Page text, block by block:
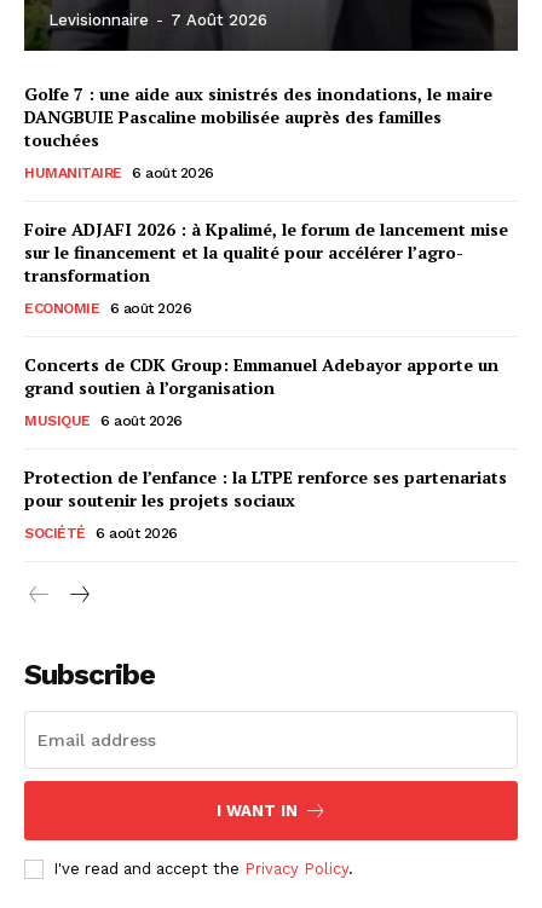
Levisionnaire - 7 Août 2026
Golfe 7 : une aide aux sinistrés des inondations, le maire
DANGBUIE Pascaline mobilisée auprès des familles
touchées
HUMANITAIRE 6 août 2026
Foire ADJAFI 2026 : à Kpalimé, le forum de lancement mise
sur le financement et la qualité pour accélérer l’agro-
transformation
ECONOMIE 6 août 2026
Concerts de CDK Group: Emmanuel Adebayor apporte un
grand soutien à l’organisation
MUSIQUE 6 août 2026
Protection de l’enfance : la LTPE renforce ses partenariats
pour soutenir les projets sociaux
SOCIÉTÉ 6 août 2026
Subscribe
I WANT IN
I've read and accept the Privacy Policy.